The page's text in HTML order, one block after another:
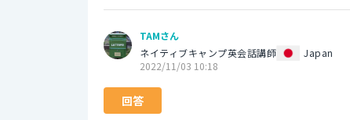
TAMさん
ネイティブキャンプ英会話講師
Japan
2022/11/03 10:18
回答